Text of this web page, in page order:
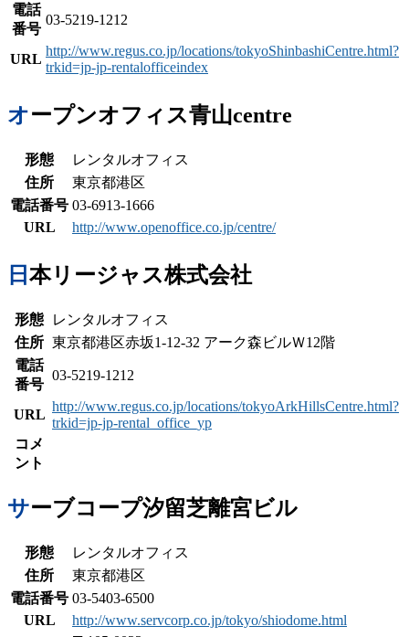
電話
番号
03-5219-1212
URL
http://www.regus.co.jp/locations/tokyoShinbashiCentre.html?
trkid=jp-jp-rentalofficeindex
オープンオフィス青山centre
形態
レンタルオフィス
住所
東京都港区
電話番号 03-6913-1666
URL
http://www.openoffice.co.jp/centre/
日本リージャス株式会社
形態
レンタルオフィス
住所 東京都港区赤坂1-12-32 アーク森ビルＷ12階
電話
番号
03-5219-1212
URL
http://www.regus.co.jp/locations/tokyoArkHillsCentre.html?
trkid=jp-jp-rental_office_yp
コメ
ント
サーブコープ汐留芝離宮ビル
形態
レンタルオフィス
住所
東京都港区
電話番号 03-5403-6500
URL
http://www.servcorp.co.jp/tokyo/shiodome.html